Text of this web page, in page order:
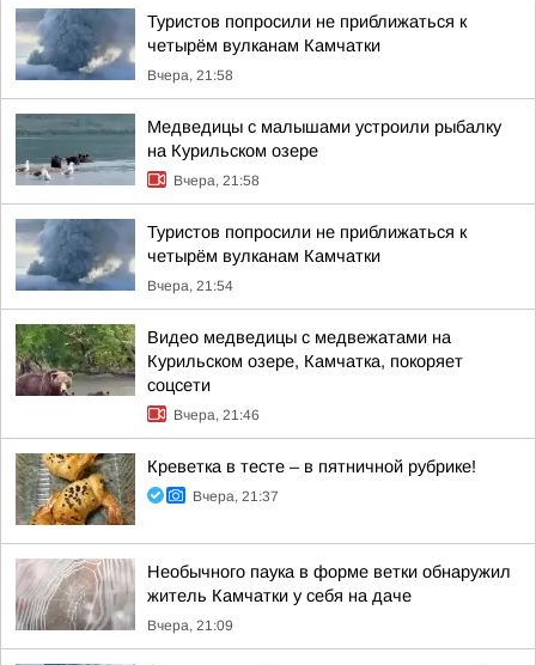
Туристов попросили не приближаться к
четырём вулканам Камчатки
Вчера, 21:58
Медведицы с малышами устроили рыбалку
на Курильском озере
Вчера, 21:58
Туристов попросили не приближаться к
четырём вулканам Камчатки
Вчера, 21:54
Видео медведицы с медвежатами на
Курильском озере, Камчатка, покоряет
соцсети
Вчера, 21:46
Креветка в тесте – в пятничной рубрике!
Вчера, 21:37
Необычного паука в форме ветки обнаружил
житель Камчатки у себя на даче
Вчера, 21:09